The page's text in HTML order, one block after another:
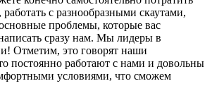
с разнообразными скаутами,
проблемы, которые вас
сразу нам. Мы лидеры в
Отметим, это говорят наши
постоянно работают с нами и довольны
условиями, что сможем